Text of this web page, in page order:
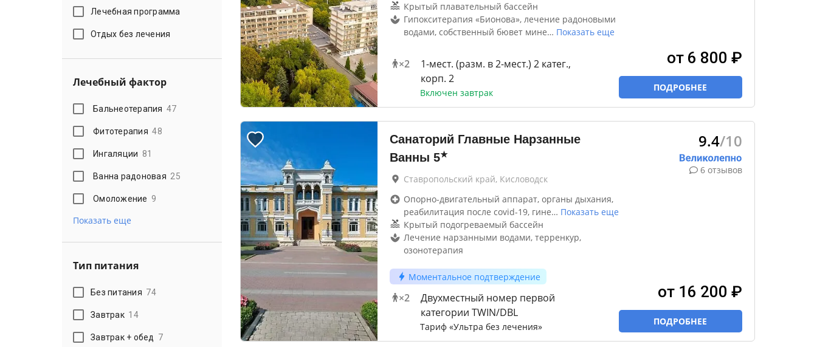
Лечебная программа
Отдых без лечения
Лечебный фактор
Бальнеотерапия 47
Фитотерапия 48
Ингаляции 81
Ванна радоновая 25
Омоложение 9
Показать еще
Тип питания
Без питания 74
Завтрак 14
Завтрак + обед 7
Крытый плавательный бассейн
Гипокситерапия «Бионова», лечение радоновыми
водами, собственный бювет мине… Показать еще
×2
1-мест. (разм. в 2-мест.) 2 катег.,
корп. 2
Включен завтрак
от 6 800 ₽
ПОДРОБНЕЕ
Санаторий Главные Нарзанные
Ванны 5★
Ставропольский край, Кисловодск
Опорно-двигательный аппарат, органы дыхания,
реабилитация после covid-19, гине… Показать еще
Крытый подогреваемый бассейн
Лечение нарзанными водами, терренкур,
озонотерапия
Моментальное подтверждение
×2
Двухместный номер первой
категории TWIN/DBL
Тариф «Ультра без лечения»
9.4/10
6 отзывов
от 16 200 ₽
ПОДРОБНЕЕ